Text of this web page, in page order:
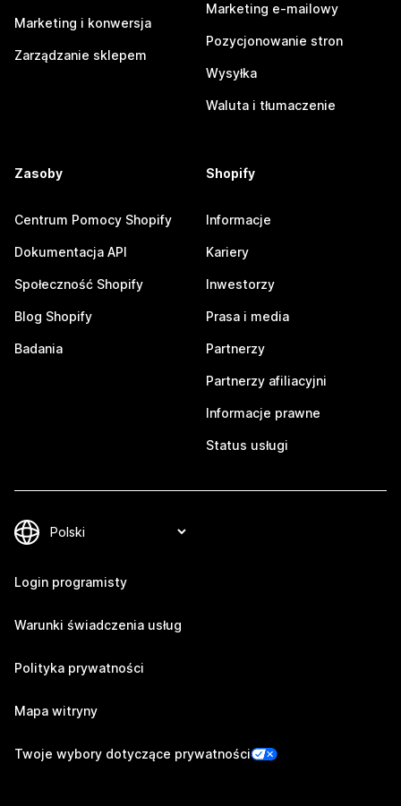
Marketing i konwersja
Zarządzanie sklepem
Marketing e-mailowy
Pozycjonowanie stron
Wysyłka
Waluta i tłumaczenie
Zasoby
Centrum Pomocy Shopify
Dokumentacja API
Społeczność Shopify
Blog Shopify
Badania
Shopify
Informacje
Kariery
Inwestorzy
Prasa i media
Partnerzy
Partnerzy afiliacyjni
Informacje prawne
Status usługi
Login programisty
Warunki świadczenia usług
Polityka prywatności
Mapa witryny
Twoje wybory dotyczące prywatności